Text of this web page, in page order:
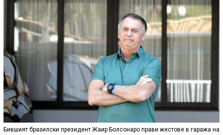
Бившият бразилски президент Жаир Болсонаро прави жестове в гаража на